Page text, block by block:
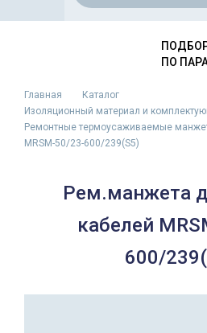
ПО
Главная
Каталог
Изоляционный материал и
Ремонтные термоусаживаемые
MRSM-50/23-600/239(S5)
Рем.манжета
кабелей
600/